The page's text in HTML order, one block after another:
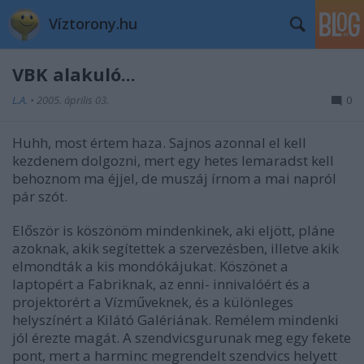
Víztorony.hu
VBK alakuló...
L.A. • 2005. április 03. 0
Huhh, most értem haza. Sajnos azonnal el kell
kezdenem dolgozni, mert egy hetes lemaradst kell
behoznom ma éjjel, de muszáj írnom a mai napról
pár szót.
Először is köszönöm mindenkinek, aki eljött, pláne
azoknak, akik segítettek a szervezésben, illetve akik
elmondták a kis mondókájukat. Köszönet a
laptopért a Fabriknak, az enni- innivalóért és a
projektorért a Vízműveknek, és a különleges
helyszínért a Kilátó Galériának. Remélem mindenki
jól érezte magát. A szendvicsgurunak meg egy fekete
pont, mert a harminc megrendelt szendvics helyett